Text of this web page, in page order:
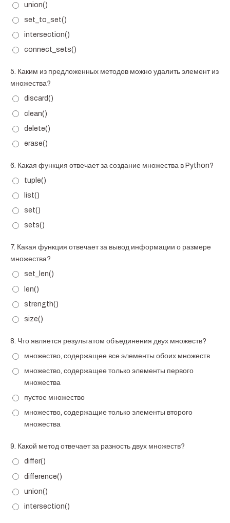
union()
set_to_set()
intersection()
connect_sets()
5. Каким из предложенных методов можно удалить элемент из
множества?
discard()
clean()
delete()
erase()
6. Какая функция отвечает за создание множества в Python?
tuple()
list()
set()
sets()
7. Какая функция отвечает за вывод информации о размере
множества?
set_len()
len()
strength()
size()
8. Что является результатом объединения двух множеств?
множество, содержащее все элементы обоих множеств
множество, содержащее только элементы первого
множества
пустое множество
множество, содержащие только элементы второго
множества
9. Какой метод отвечает за разность двух множеств?
differ()
difference()
union()
intersection()